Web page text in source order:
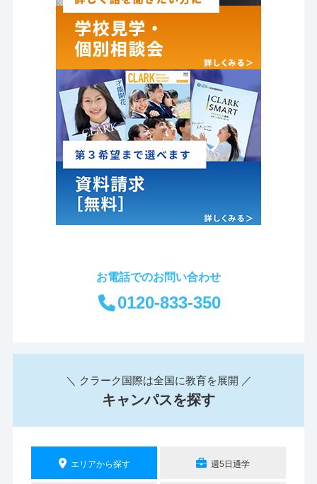
お電話でのお問い合わせ
0120-833-350
＼ クラーク国際は全国に教育を展開 ／
キャンパスを探す
エリアから探す 週5日通学